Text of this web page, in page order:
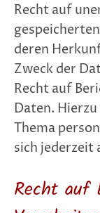
Recht auf
deren
Zweck der
Recht auf
Daten.
Thema
sich jederzeit
Recht auf